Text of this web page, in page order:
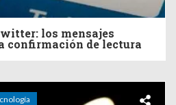
los mensajes
confirmación de lectura